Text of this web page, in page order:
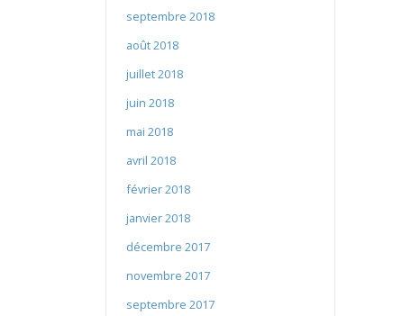
septembre 2018
août 2018
juillet 2018
juin 2018
mai 2018
avril 2018
février 2018
janvier 2018
décembre 2017
novembre 2017
septembre 2017